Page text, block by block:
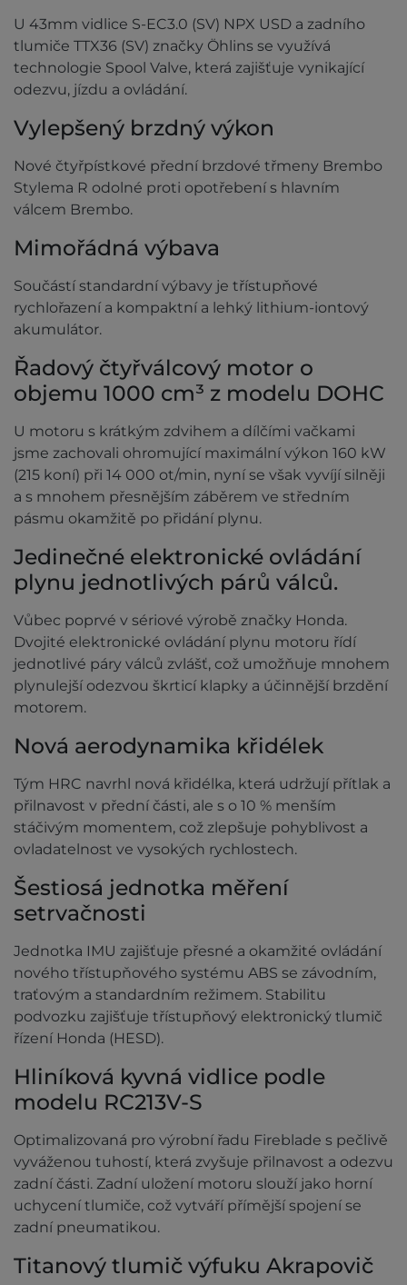
U 43mm vidlice S-EC3.0 (SV) NPX USD a zadního
tlumiče TTX36 (SV) značky Öhlins se využívá
technologie Spool Valve, která zajišťuje vynikající
odezvu, jízdu a ovládání.
Vylepšený brzdný výkon
Nové čtyřpístkové přední brzdové třmeny Brembo
Stylema R odolné proti opotřebení s hlavním
válcem Brembo.
Mimořádná výbava
Součástí standardní výbavy je třístupňové
rychlořazení a kompaktní a lehký lithium-iontový
akumulátor.
Řadový čtyřválcový motor o
objemu 1000 cm³ z modelu DOHC
U motoru s krátkým zdvihem a dílčími vačkami
jsme zachovali ohromující maximální výkon 160 kW
(215 koní) při 14 000 ot/min, nyní se však vyvíjí silněji
a s mnohem přesnějším záběrem ve středním
pásmu okamžitě po přidání plynu.
Jedinečné elektronické ovládání
plynu jednotlivých párů válců.
Vůbec poprvé v sériové výrobě značky Honda.
Dvojité elektronické ovládání plynu motoru řídí
jednotlivé páry válců zvlášť, což umožňuje mnohem
plynulejší odezvou škrticí klapky a účinnější brzdění
motorem.
Nová aerodynamika křidélek
Tým HRC navrhl nová křidélka, která udržují přítlak a
přilnavost v přední části, ale s o 10 % menším
stáčivým momentem, což zlepšuje pohyblivost a
ovladatelnost ve vysokých rychlostech.
Šestiosá jednotka měření
setrvačnosti
Jednotka IMU zajišťuje přesné a okamžité ovládání
nového třístupňového systému ABS se závodním,
traťovým a standardním režimem. Stabilitu
podvozku zajišťuje třístupňový elektronický tlumič
řízení Honda (HESD).
Hliníková kyvná vidlice podle
modelu RC213V-S
Optimalizovaná pro výrobní řadu Fireblade s pečlivě
vyváženou tuhostí, která zvyšuje přilnavost a odezvu
zadní části. Zadní uložení motoru slouží jako horní
uchycení tlumiče, což vytváří přímější spojení se
zadní pneumatikou.
Titanový tlumič výfuku Akrapovič